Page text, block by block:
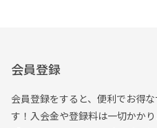
会員登録
会員登録をすると、便利でお得
す！入会金や登録料は一切かか